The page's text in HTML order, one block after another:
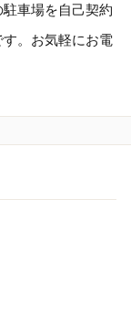
車場を自己契約
。お気軽にお電